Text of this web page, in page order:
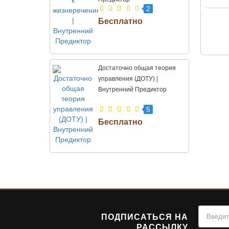
2
Достаточно общая теория
управления (ДОТУ) |
Внутренний Предиктор
5
ПОДПИСАТЬСЯ НА
РАССЫЛКУ